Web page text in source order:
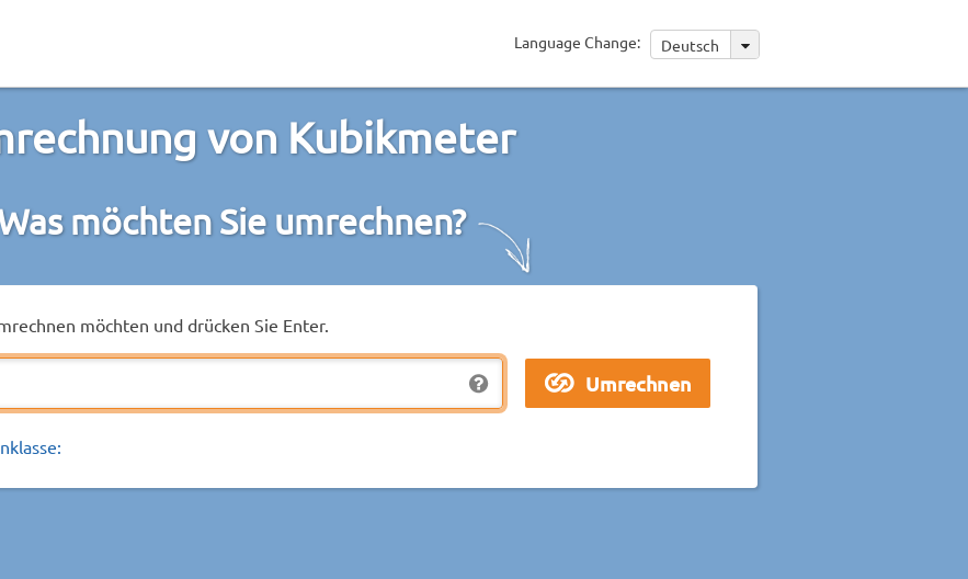
Language Change: Deutsch
von Kubikmeter
möchten Sie umrechnen?
möchten und drücken Sie Enter.